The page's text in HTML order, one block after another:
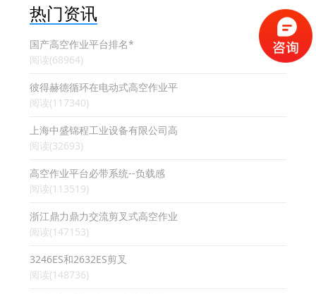
热门资讯
国产高空作业平台排名*
阅读(68964)
彼得赫德循环在电动式高空作业平
阅读(117340)
上海中盛锦程工业设备有限公司高
阅读(32693)
高空作业平台必带系统--负载感
阅读(113519)
浙江鼎力鼎力交流剪叉式高空作业
阅读(147153)
3246ES和2632ES剪叉
阅读(148736)